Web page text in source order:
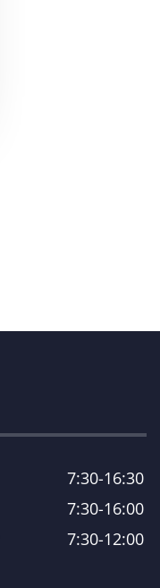
7:30-16:30
7:30-16:00
7:30-12:00